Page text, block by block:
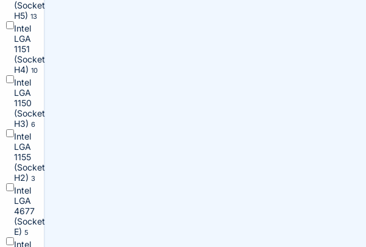
(Socket
H5) 13
Intel
LGA
1151
(Socket
H4) 10
Intel
LGA
1150
(Socket
H3) 6
Intel
LGA
1155
(Socket
H2) 3
Intel
LGA
4677
(Socket
E) 5
Intel